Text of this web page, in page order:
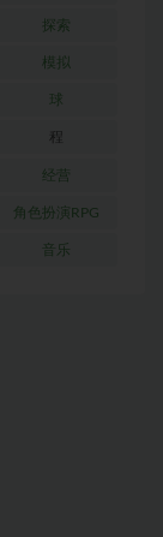
探索
模拟
球
程
经营
角色扮演RPG
音乐